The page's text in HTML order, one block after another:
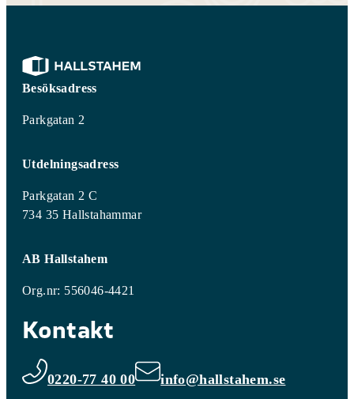
Besöksadress
Parkgatan 2
Utdelningsadress
Parkgatan 2 C
734 35 Hallstahammar
AB Hallstahem
Org.nr: 556046-4421
Kontakt
0220-77 40 00 info@hallstahem.se